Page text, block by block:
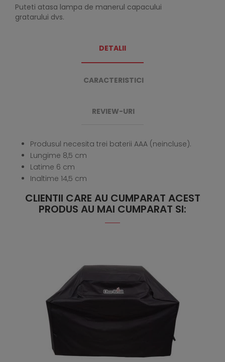
Puteti atasa lampa de manerul capacului
gratarului dvs.
DETALII
CARACTERISTICI
REVIEW-URI
Produsul necesita trei baterii AAA (neincluse).
Lungime 8,5 cm
Latime 6 cm
Inaltime 14,5 cm
CLIENTII CARE AU CUMPARAT ACEST
PRODUS AU MAI CUMPARAT SI: